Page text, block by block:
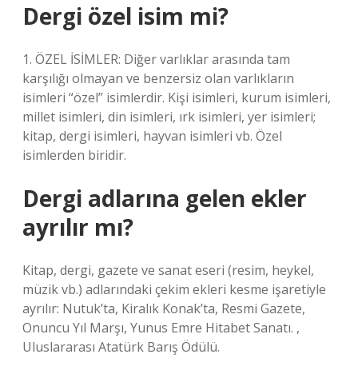
Dergi özel isim mi?
1. ÖZEL İSİMLER: Diğer varlıklar arasında tam
karşılığı olmayan ve benzersiz olan varlıkların
isimleri “özel” isimlerdir. Kişi isimleri, kurum isimleri,
millet isimleri, din isimleri, ırk isimleri, yer isimleri;
kitap, dergi isimleri, hayvan isimleri vb. Özel
isimlerden biridir.
Dergi adlarına gelen ekler
ayrılır mı?
Kitap, dergi, gazete ve sanat eseri (resim, heykel,
müzik vb.) adlarındaki çekim ekleri kesme işaretiyle
ayrılır: Nutuk’ta, Kiralık Konak’ta, Resmi Gazete,
Onuncu Yıl Marşı, Yunus Emre Hitabet Sanatı. ,
Uluslararası Atatürk Barış Ödülü.